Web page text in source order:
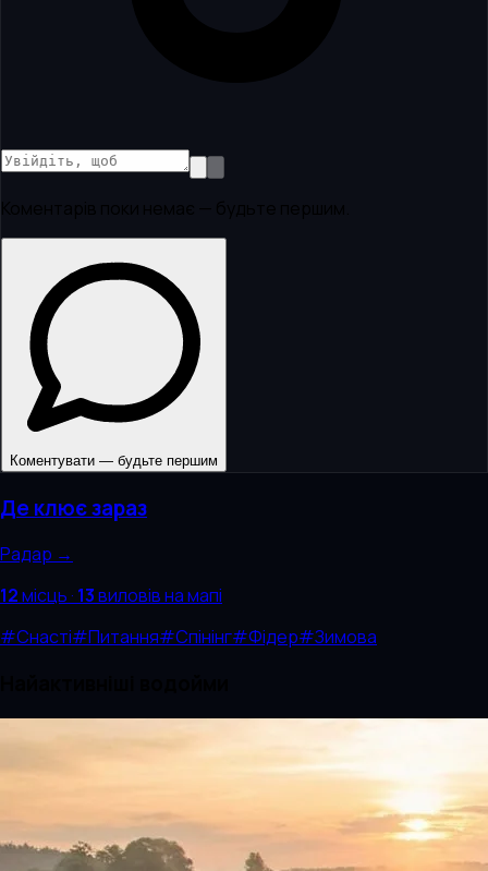
Коментувати — будьте першим
Де клює зараз
Радар →
12місць · 13виловівна мапі
#Снасті#Питання#Спінінг#Фідер#Зимова